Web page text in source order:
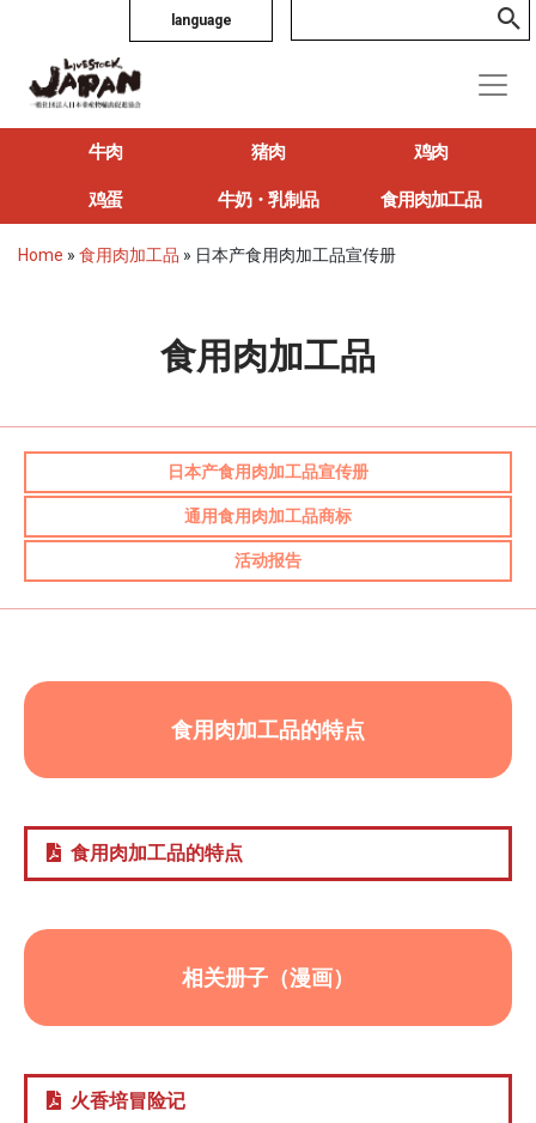
language
牛肉 猪肉 鸡肉
鸡蛋 牛奶・乳制品 食用肉加工品
Home » 食用肉加工品 » 日本产食用肉加工品宣传册
食用肉加工品
日本产食用肉加工品宣传册
通用食用肉加工品商标
活动报告
食用肉加工品的特点
食用肉加工品的特点
相关册子（漫画）
火香培冒险记